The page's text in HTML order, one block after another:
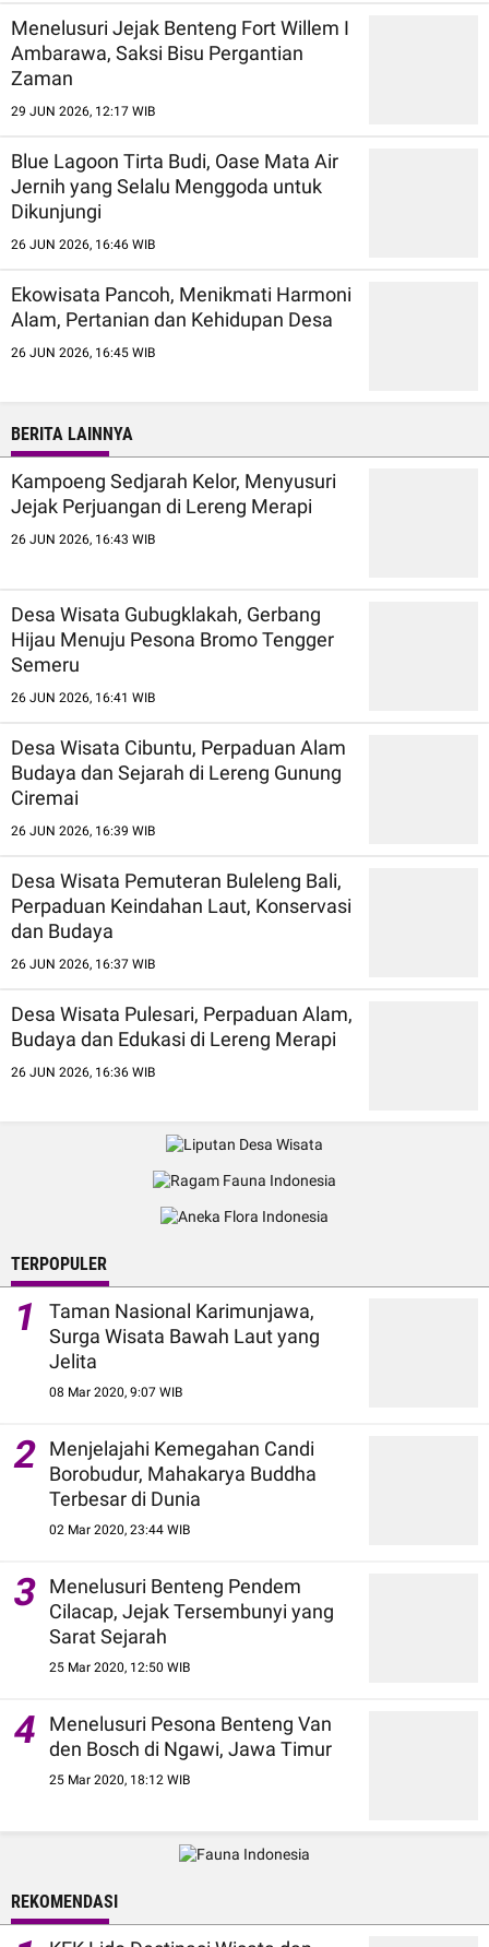
Menelusuri Jejak Benteng Fort Willem I
Ambarawa, Saksi Bisu Pergantian
Zaman
29 JUN 2026, 12:17 WIB
Blue Lagoon Tirta Budi, Oase Mata Air
Jernih yang Selalu Menggoda untuk
Dikunjungi
26 JUN 2026, 16:46 WIB
Ekowisata Pancoh, Menikmati Harmoni
Alam, Pertanian dan Kehidupan Desa
26 JUN 2026, 16:45 WIB
BERITA LAINNYA
Kampoeng Sedjarah Kelor, Menyusuri
Jejak Perjuangan di Lereng Merapi
26 JUN 2026, 16:43 WIB
Desa Wisata Gubugklakah, Gerbang
Hijau Menuju Pesona Bromo Tengger
Semeru
26 JUN 2026, 16:41 WIB
Desa Wisata Cibuntu, Perpaduan Alam
Budaya dan Sejarah di Lereng Gunung
Ciremai
26 JUN 2026, 16:39 WIB
Desa Wisata Pemuteran Buleleng Bali,
Perpaduan Keindahan Laut, Konservasi
dan Budaya
26 JUN 2026, 16:37 WIB
Desa Wisata Pulesari, Perpaduan Alam,
Budaya dan Edukasi di Lereng Merapi
26 JUN 2026, 16:36 WIB
TERPOPULER
1
Taman Nasional Karimunjawa,
Surga Wisata Bawah Laut yang
Jelita
08 Mar 2020, 9:07 WIB
2
Menjelajahi Kemegahan Candi
Borobudur, Mahakarya Buddha
Terbesar di Dunia
02 Mar 2020, 23:44 WIB
3
Menelusuri Benteng Pendem
Cilacap, Jejak Tersembunyi yang
Sarat Sejarah
25 Mar 2020, 12:50 WIB
4
Menelusuri Pesona Benteng Van
den Bosch di Ngawi, Jawa Timur
25 Mar 2020, 18:12 WIB
REKOMENDASI